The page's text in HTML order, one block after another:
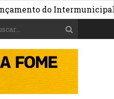
do Intermunicipal 2026 »